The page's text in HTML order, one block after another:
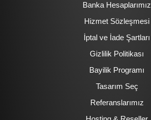
Banka Hesaplarımız
Hizmet Sözleşmesi
İptal ve İade Şartları
Gizlilik Politikası
Bayilik Programı
Tasarım Seç
Referanslarımız